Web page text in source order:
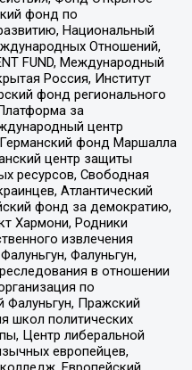
фонд по
Национальный
Отношений,
FUND, Международный
Россия, Институт
фонд регионального
за
центр
фонд Маршалла
центр защиты
ресурсов, Свободная
Атлантический
фонд за демократию,
Хармони, Родники
извлечения
Фалуньгун,
в отношении
по
Фалуньгун, Пражский
школ политических
Центр либеральной
европейцев,